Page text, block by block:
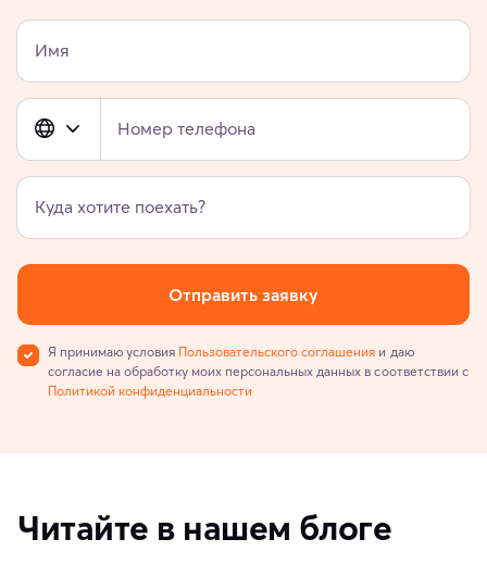
Имя
Номер телефона
Куда хотите поехать?
Отправить заявку
Я принимаю условия Пользовательского соглашения и даю
согласие на обработку моих персональных данных в соответствии с
Политикой конфиденциальности
Читайте в нашем блоге